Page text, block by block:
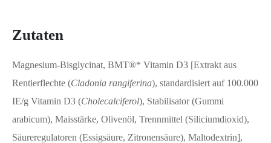
Zutaten
Magnesium-Bisglycinat, BMT®* Vitamin D3 [Extrakt aus
Rentierflechte (Cladonia rangiferina), standardisiert auf 100.000
IE/g Vitamin D3 (Cholecalciferol), Stabilisator (Gummi
arabicum), Maisstärke, Olivenöl, Trennmittel (Siliciumdioxid),
Säureregulatoren (Essigsäure, Zitronensäure), Maltodextrin],